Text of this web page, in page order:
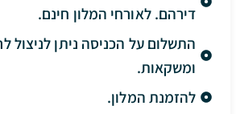
דירהם. לאורחי המלון חינם.
התשלום על הכניסה ניתן לניצול
ומשקאות.
להזמנת המלון.